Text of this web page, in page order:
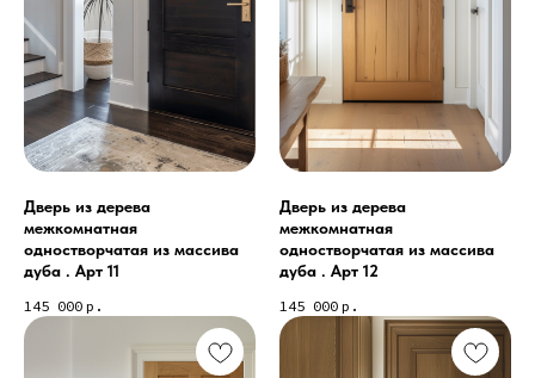
Дверь из дерева
межкомнатная
одностворчатая из массива
дуба . Арт 11
145 000 р.
Дверь из дерева
межкомнатная
одностворчатая из массива
дуба . Арт 12
145 000 р.